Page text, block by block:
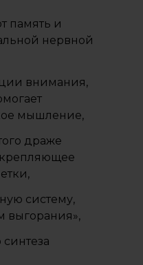
память и
нервной
внимания,
мышление,
драже
систему,
выгорания»,